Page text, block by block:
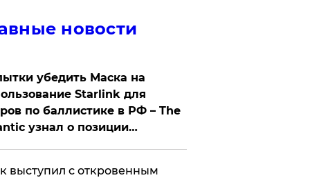
новости
убедить Маска на
Starlink для
по баллистике в РФ – The
узнал о позиции
выступил с откровенным